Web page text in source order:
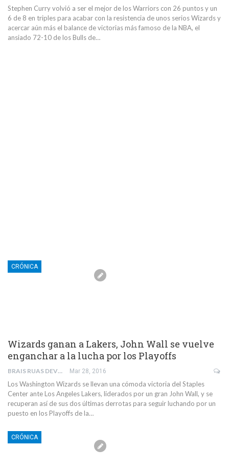
Stephen Curry volvió a ser el mejor de los Warriors con 26 puntos y un
6 de 8 en triples para acabar con la resistencia de unos serios Wizards y
acercar aún más el balance de victorias más famoso de la NBA, el
ansiado 72-10 de los Bulls de…
CRÓNICA
Wizards ganan a Lakers, John Wall se vuelve
enganchar a la lucha por los Playoffs
BRAIS RUAS DEVESA Mar 28, 2016
Los Washington Wizards se llevan una cómoda victoria del Staples
Center ante Los Angeles Lakers, liderados por un gran John Wall, y se
recuperan así de sus dos últimas derrotas para seguir luchando por un
puesto en los Playoffs de la…
CRÓNICA